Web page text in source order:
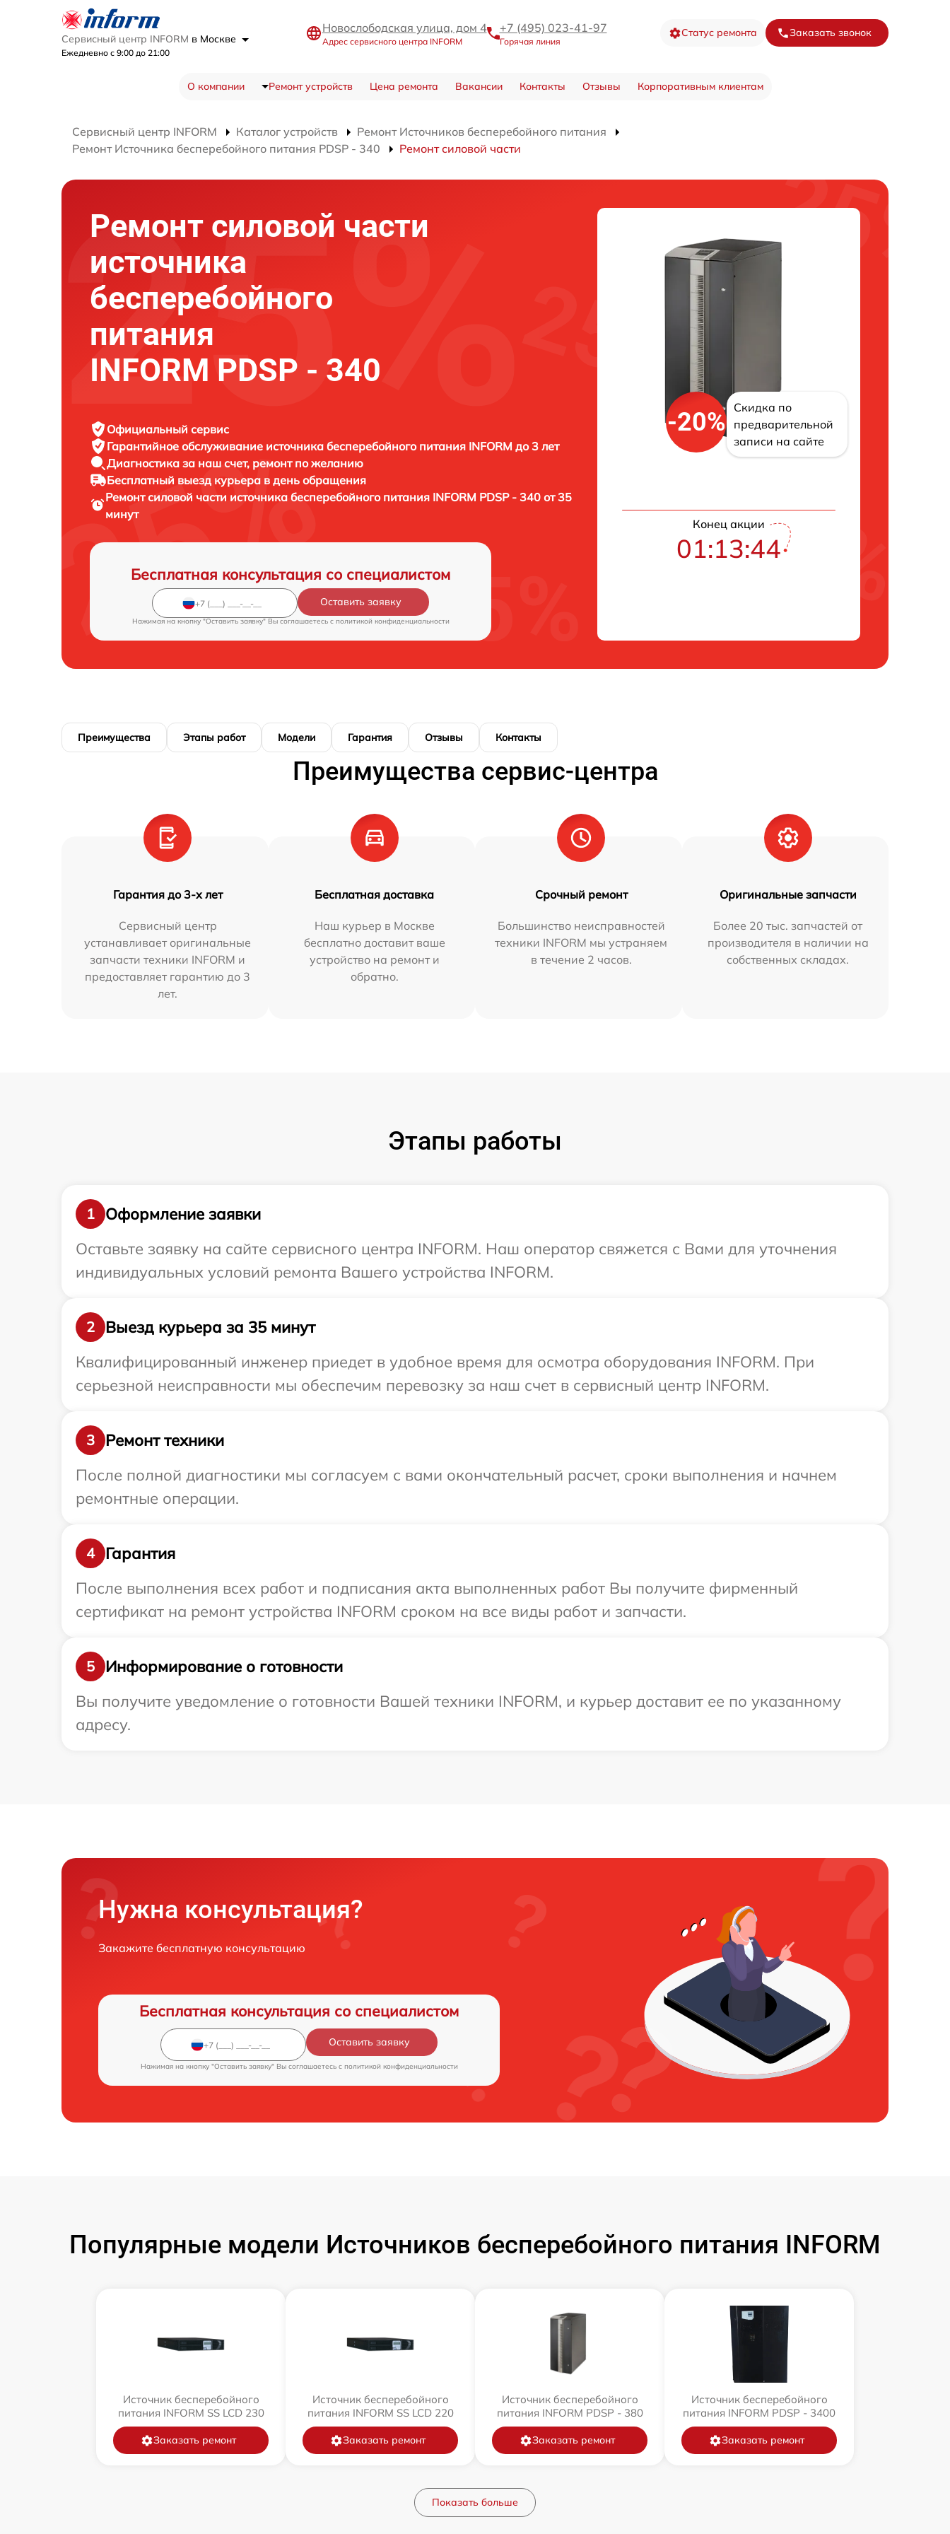
Сервисный центр INFORM в Москве
Ежедневно с 9:00 до 21:00
Новослободская улица, дом 4
Адрес сервисного центра INFORM
+7 (495) 023-41-97
Горячая линия
Статус ремонта Заказать звонок
О компании Ремонт устройств Цена ремонта Вакансии Контакты Отзывы Корпоративным клиентам
Сервисный центр INFORM Каталог устройств
Ремонт Источников бесперебойного питания
Ремонт Источника бесперебойного питания PDSP - 340
Ремонт силовой части
Ремонт силовой части
источника
бесперебойного
питания
INFORM PDSP - 340
Официальный сервис
Гарантийное обслуживание источника бесперебойного питания INFORM до 3 лет
Диагностика за наш счет, ремонт по желанию
Бесплатный выезд курьера в день обращения
Ремонт силовой части источника бесперебойного питания INFORM PDSP - 340 от 35
минут
Бесплатная консультация со специалистом
Оставить заявку
Нажимая на кнопку "Оставить заявку" Вы соглашаетесь c политикой конфиденциальности
-20%
Скидка по
предварительной
записи на сайте
Конец акции
01:13:43
Преимущества Этапы работ Модели Гарантия Отзывы Контакты
Преимущества сервис-центра
Гарантия до 3-х лет
Сервисный центр
устанавливает оригинальные
запчасти техники INFORM и
предоставляет гарантию до 3
лет.
Бесплатная доставка
Наш курьер в Москве
бесплатно доставит ваше
устройство на ремонт и
обратно.
Срочный ремонт
Большинство неисправностей
техники INFORM мы устраняем
в течение 2 часов.
Оригинальные запчасти
Более 20 тыс. запчастей от
производителя в наличии на
собственных складах.
Этапы работы
1
Оформление заявки
Оставьте заявку на сайте сервисного центра INFORM. Наш оператор свяжется с Вами для уточнения
индивидуальных условий ремонта Вашего устройства INFORM.
2
Выезд курьера за 35 минут
Квалифицированный инженер приедет в удобное время для осмотра оборудования INFORM. При
серьезной неисправности мы обеспечим перевозку за наш счет в сервисный центр INFORM.
3
Ремонт техники
После полной диагностики мы согласуем с вами окончательный расчет, сроки выполнения и начнем
ремонтные операции.
4
Гарантия
После выполнения всех работ и подписания акта выполненных работ Вы получите фирменный
сертификат на ремонт устройства INFORM сроком на все виды работ и запчасти.
5
Информирование о готовности
Вы получите уведомление о готовности Вашей техники INFORM, и курьер доставит ее по указанному
адресу.
Нужна консультация?
Закажите бесплатную консультацию
Бесплатная консультация со специалистом
Оставить заявку
Нажимая на кнопку "Оставить заявку" Вы соглашаетесь c политикой конфиденциальности
Популярные модели Источников бесперебойного питания INFORM
Источник бесперебойного
питания INFORM SS LCD 230
Заказать ремонт
Источник бесперебойного
питания INFORM SS LCD 220
Заказать ремонт
Источник бесперебойного
питания INFORM PDSP - 380
Заказать ремонт
Источник бесперебойного
питания INFORM PDSP - 3400
Заказать ремонт
Показать больше